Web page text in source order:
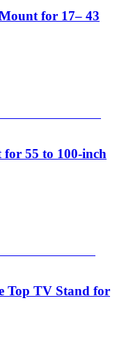
for 17– 43
55 to 100-inch
Top TV Stand for